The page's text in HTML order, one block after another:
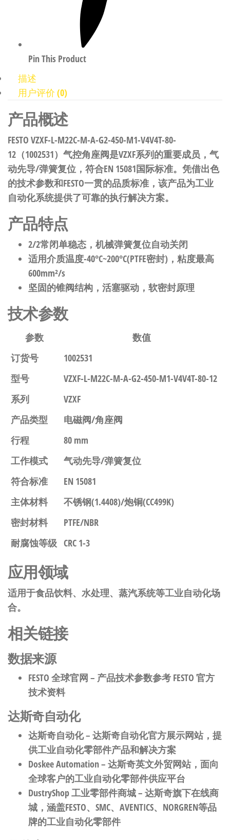
Pin This Product
描述
用户评价 (0)
产品概述
FESTO VZXF-L-M22C-M-A-G2-450-M1-V4V4T-80-
12（1002531）气控角座阀是VZXF系列的重要成员，气
动先导/弹簧复位，符合EN 15081国际标准。凭借出色
的技术参数和FESTO一贯的品质标准，该产品为工业
自动化系统提供了可靠的执行解决方案。
产品特点
2/2常闭单稳态，机械弹簧复位自动关闭
适用介质温度-40°C~200°C(PTFE密封)，粘度最高
600mm²/s
坚固的锥阀结构，活塞驱动，软密封原理
技术参数
参数
数值
订货号
1002531
型号
VZXF-L-M22C-M-A-G2-450-M1-V4V4T-80-12
系列
VZXF
产品类型
电磁阀/角座阀
行程
80 mm
工作模式
气动先导/弹簧复位
符合标准
EN 15081
主体材料
不锈钢(1.4408)/炮铜(CC499K)
密封材料
PTFE/NBR
耐腐蚀等级 CRC 1-3
应用领域
适用于食品饮料、水处理、蒸汽系统等工业自动化场
合。
相关链接
数据来源
FESTO 全球官网 – 产品技术参数参考 FESTO 官方
技术资料
达斯奇自动化
达斯奇自动化– 达斯奇自动化官方展示网站，提
供工业自动化零部件产品和解决方案
Doskee Automation– 达斯奇英文外贸网站，面向
全球客户的工业自动化零部件供应平台
DustryShop 工业零部件商城– 达斯奇旗下在线商
城，涵盖FESTO、SMC、AVENTICS、NORGREN等品
牌的工业自动化零部件